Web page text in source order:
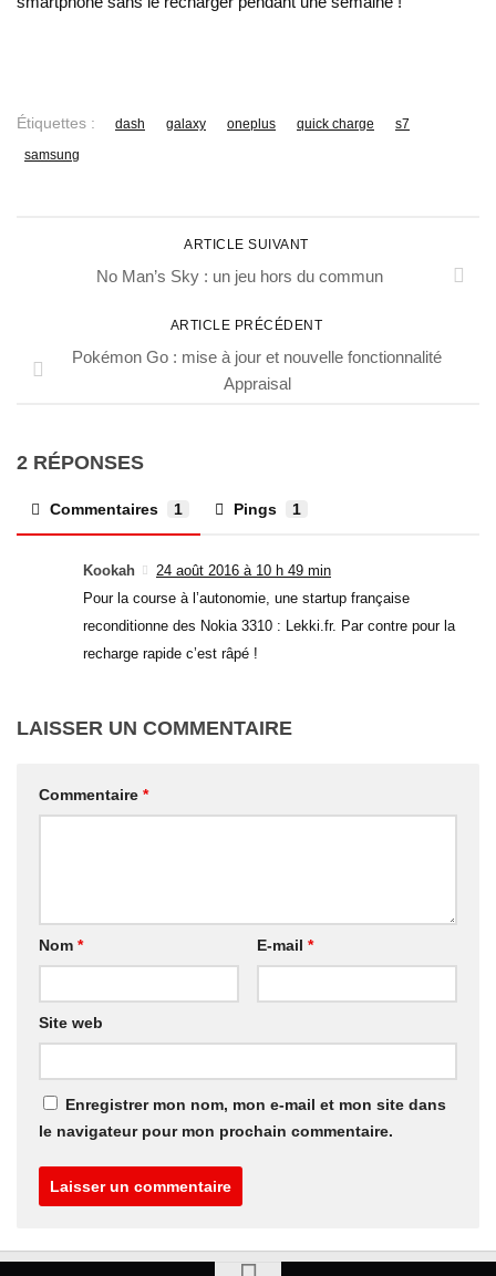
Étiquettes : dash galaxy oneplus quick charge
s7
samsung
ARTICLE SUIVANT
No Man’s Sky : un jeu hors du commun
ARTICLE PRÉCÉDENT
Pokémon Go : mise à jour et nouvelle fonctionnalité
Appraisal
2 RÉPONSES
Commentaires 1 Pings 1
Kookah
24 août 2016 à 10 h 49 min
Pour la course à l’autonomie, une startup française
reconditionne des Nokia 3310 : Lekki.fr. Par contre pour la
recharge rapide c’est râpé !
LAISSER UN COMMENTAIRE
Commentaire *
Nom * E-mail *
Site web
Enregistrer mon nom, mon e-mail et mon site dans
le navigateur pour mon prochain commentaire.